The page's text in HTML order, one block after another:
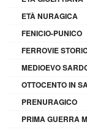
ETÀ NURAGICA
FENICIO-PUNICO
FERROVIE
MEDIOEVO
OTTOCENTO IN
PRENURAGICO
PRIMA GUERRA